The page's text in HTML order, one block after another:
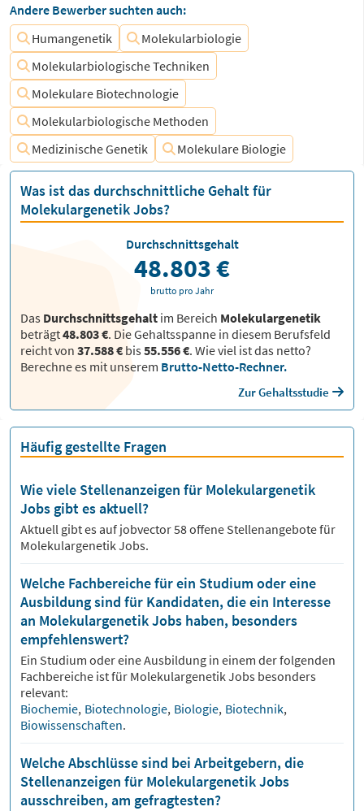
Andere Bewerber suchten auch:
Humangenetik
Molekularbiologie
Molekularbiologische Techniken
Molekulare Biotechnologie
Molekularbiologische Methoden
Medizinische Genetik
Molekulare Biologie
Was ist das durchschnittliche Gehalt für
Molekulargenetik Jobs?
Das Durchschnittsgehalt im Bereich Molekulargenetik
beträgt48.803 €. Die Gehaltsspanne in diesem Berufsfeld
reicht von 37.588 € bis55.556 €. Wie viel ist das netto?
Berechne es mit unserem Brutto-Netto-Rechner.
Zur Gehaltsstudie
Durchschnittsgehalt
48.803 €
brutto pro Jahr
Häufig gestellte Fragen
Wie viele Stellenanzeigen für Molekulargenetik
Jobs gibt es aktuell?
Aktuell gibt es auf jobvector58offene Stellenangebote für
Molekulargenetik Jobs.
Welche Fachbereiche für ein Studium oder eine
Ausbildung sind für Kandidaten, die ein Interesse
an Molekulargenetik Jobs haben, besonders
empfehlenswert?
Ein Studium oder eine Ausbildung in einem der folgenden
Fachbereiche ist für Molekulargenetik Jobs besonders
relevant:
Biochemie, Biotechnologie, Biologie, Biotechnik,
Biowissenschaften.
Welche Abschlüsse sind bei Arbeitgebern, die
Stellenanzeigen für Molekulargenetik Jobs
ausschreiben, am gefragtesten?